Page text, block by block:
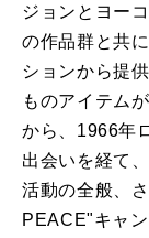
ジョンとヨー
の作品群と共
ションから提
ものアイテム
から、1966年
出会いを経て
活動の全般、
PEACE"キャ